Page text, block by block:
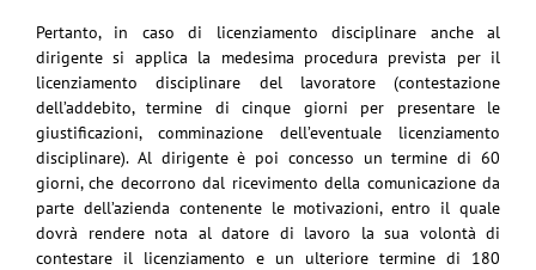
Pertanto, in caso di licenziamento disciplinare anche al
dirigente si applica la medesima procedura prevista per il
licenziamento disciplinare del lavoratore (contestazione
dell’addebito, termine di cinque giorni per presentare le
giustificazioni, comminazione dell’eventuale licenziamento
disciplinare). Al dirigente è poi concesso un termine di 60
giorni, che decorrono dal ricevimento della comunicazione da
parte dell’azienda contenente le motivazioni, entro il quale
dovrà rendere nota al datore di lavoro la sua volontà di
contestare il licenziamento e un ulteriore termine di 180